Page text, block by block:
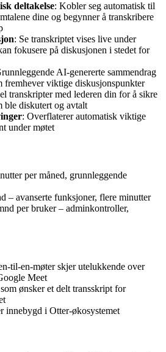
deltakelse: Kobler seg automatisk til
dine og begynner å transkribere
: Se transkriptet vises live under
fokusere på diskusjonen i stedet for
AI-genererte sammendrag
fremhever viktige diskusjonspunkter
transkripter med lederen din for å sikre
ble diskutert og avtalt
: Overflaterer automatisk viktige
under møtet
per måned, grunnleggende
– avanserte funksjoner, flere minutter
per bruker – adminkontroller,
til-en-møter skjer utelukkende over
Meet
ønsker et delt transskript for
innebygd i Otter-økosystemet